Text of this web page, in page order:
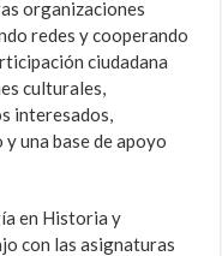
organizaciones
redes y cooperando
ciudadana
culturales,
interesados,
una base de apoyo
en Historia y
con las asignaturas